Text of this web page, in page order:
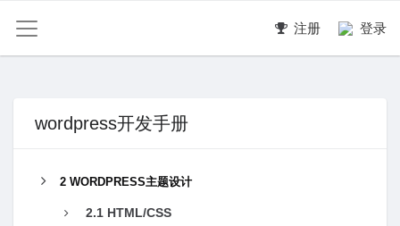
注册 登录
wordpress开发手册
2 WORDPRESS主题设计
2.1 HTML/CSS